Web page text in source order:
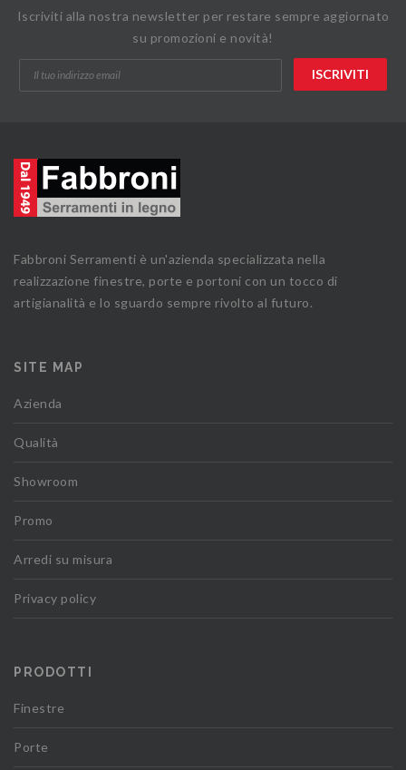
Iscriviti alla nostra newsletter per restare sempre aggiornato
su promozioni e novità!
Fabbroni Serramenti è un'azienda specializzata nella
realizzazione finestre, porte e portoni con un tocco di
artigianalità e lo sguardo sempre rivolto al futuro.
SITE MAP
Azienda
Qualità
Showroom
Promo
Arredi su misura
Privacy policy
PRODOTTI
Finestre
Porte